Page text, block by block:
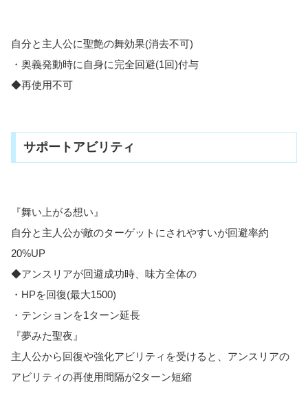
自分と主人公に聖艶の舞効果(消去不可)
・奥義発動時に自身に完全回避(1回)付与
◆再使用不可
サポートアビリティ
『舞い上がる想い』
自分と主人公が敵のターゲットにされやすいが回避率約
20%UP
◆アンスリアが回避成功時、味方全体の
・HPを回復(最大1500)
・テンションを1ターン延長
『夢みた聖夜』
主人公から回復や強化アビリティを受けると、アンスリアの
アビリティの再使用間隔が2ターン短縮